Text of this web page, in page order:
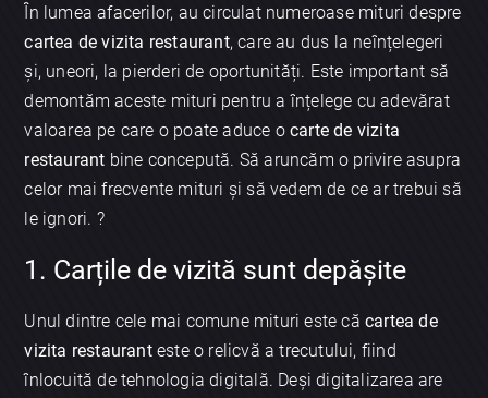
În lumea afacerilor, au circulat numeroase mituri despre
cartea de vizita restaurant, care au dus la neînțelegeri
și, uneori, la pierderi de oportunități. Este important să
demontăm aceste mituri pentru a înțelege cu adevărat
valoarea pe care o poate aduce ocarte de vizita
restaurant bine concepută. Să aruncăm o privire asupra
celor mai frecvente mituri și să vedem de ce ar trebui să
le ignori. ?
1. Carțile de vizită sunt depășite
Unul dintre cele mai comune mituri este căcartea de
vizita restauranteste o relicvă a trecutului, fiind
înlocuită de tehnologia digitală. Deși digitalizarea are